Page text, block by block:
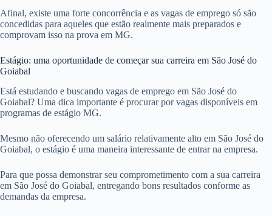
Afinal, existe uma forte concorrência e as vagas de emprego só são
concedidas para aqueles que estão realmente mais preparados e
comprovam isso na prova em MG.
Estágio: uma oportunidade de começar sua carreira em São José do
Goiabal
Está estudando e buscando vagas de emprego em São José do
Goiabal? Uma dica importante é procurar por vagas disponíveis em
programas de estágio MG.
Mesmo não oferecendo um salário relativamente alto em São José do
Goiabal, o estágio é uma maneira interessante de entrar na empresa.
Para que possa demonstrar seu comprometimento com a sua carreira
em São José do Goiabal, entregando bons resultados conforme as
demandas da empresa.